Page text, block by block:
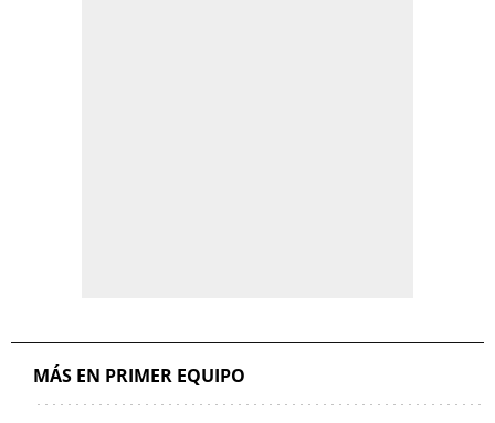
MÁS EN PRIMER EQUIPO